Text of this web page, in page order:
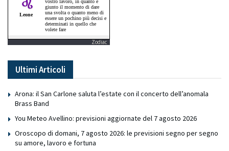
Zodiac
Ultimi Articoli
Arona: il San Carlone saluta l’estate con il concerto dell’anomala
Brass Band
You Meteo Avellino: previsioni aggiornate del 7 agosto 2026
Oroscopo di domani, 7 agosto 2026: le previsioni segno per segno
su amore, lavoro e fortuna